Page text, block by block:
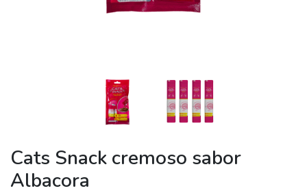
Cats Snack cremoso sabor
Albacora